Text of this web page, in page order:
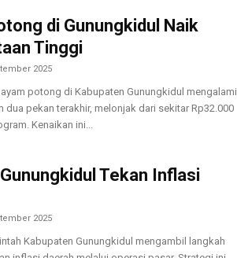
di Gunungkidul Naik
Tinggi
2025
potong di Kabupaten Gunungkidul mengalami
dua pekan terakhir, melonjak dari sekitar Rp32.000
Kenaikan ini...
Tekan Inflasi
2025
Kabupaten Gunungkidul mengambil langkah